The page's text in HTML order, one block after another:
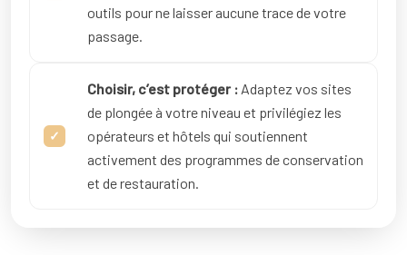
outils pour ne laisser aucune trace de votre
passage.
Choisir, c’est protéger : Adaptez vos sites
de plongée à votre niveau et privilégiez les
opérateurs et hôtels qui soutiennent
activement des programmes de conservation
et de restauration.